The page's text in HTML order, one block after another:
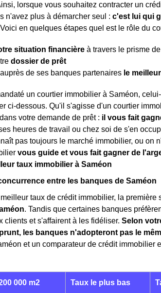
lorsque vous souhaitez contracter un
n'avez plus à démarcher seul : c'est lui qui
en quelques étapes quel est le rôle du
situation financière à travers le prisme
dossier de prêt
auprès de ses banques partenaires le
un courtier immobilier à Saméon,
ci-dessous. Qu'il s'agisse d'un courtier
votre demande de prêt : il vous fait
heures de travail ou chez soi de s'en
pas toujours le marché immobilier, ou on
vous guide et vous fait gagner de
taux immobilier à Saméon
entre les banques de Saméon
taux de crédit immobilier, la première
. Tandis que certaines banques
clients et s'affairent à les fidéliser. Selon
les banques n'adopteront pas le
et un comparateur de crédit
000 m2 Taux le plus bas